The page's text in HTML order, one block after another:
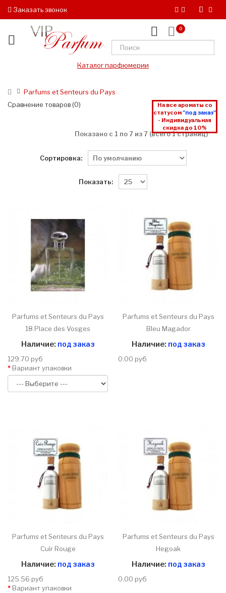
Заказать звонок
0
Каталог парфюмерии
Parfums et Senteurs du Pays
На все ароматы со
статусом"под заказ"
- Индивидуальная
скидка до 10%
Сравнение товаров (0)
Показано с 1 по 7 из 7 (всего 1 страниц)
Сортировка:
Показать:
Parfums et Senteurs du Pays
18 Place des Vosges
Наличие: под заказ
129.70 руб
Вариант упаковки
Parfums et Senteurs du Pays
Bleu Magador
Наличие: под заказ
0.00 руб
Parfums et Senteurs du Pays
Cuir Rouge
Наличие: под заказ
125.56 руб
Вариант упаковки
Parfums et Senteurs du Pays
Hegoak
Наличие: под заказ
0.00 руб